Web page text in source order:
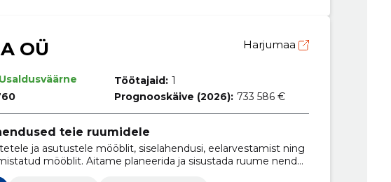
OÜ Harjumaa
Usaldusväärne
Töötajaid: 1
Prognooskäive (2026): 733 586 €
teie ruumidele
ja asutustele mööblit, siselahendusi, eelarvestamist ning
mööblit. Aitame planeerida ja sisustada ruume nende